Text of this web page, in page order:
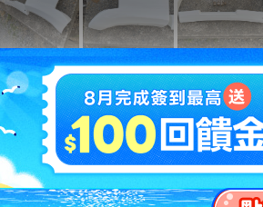
拍賣
商品